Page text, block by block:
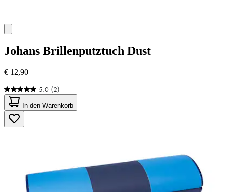
Johans Brillenputztuch Dust
€ 12,90
5.0 (2)
5.0
von
5
Sternen.
2
In den Warenkorb